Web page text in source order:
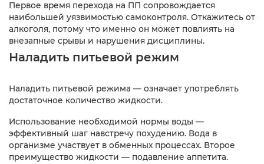
Первое время перехода на ПП сопровождается
наибольшей уязвимостью самоконтроля. Откажитесь от
алкоголя, потому что именно он может повлиять на
внезапные срывы и нарушения дисциплины.
Наладить питьевой режим
Наладить питьевой режима — означает употреблять
достаточное количество жидкости.
Использование необходимой нормы воды —
эффективный шаг навстречу похудению. Вода в
организме участвует в обменных процессах. Второе
преимущество жидкости — подавление аппетита.